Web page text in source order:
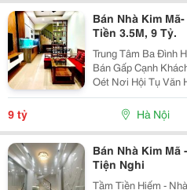
Bán Nhà Kim
Tiền 3.5M, 9 Tỷ.
Trung Tâm Ba Đình
Bán Gấp Cạnh
Oét Nơi Hội Tụ Văn
Nhà Tọa Lạc Tại Vị
Nhất Ba Đình,
9 tỷ Hà Nội
Bán Nhà Kim Mã
Tiện Nghi
Tầm Tiền Hiếm -